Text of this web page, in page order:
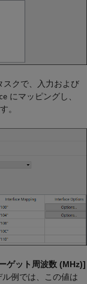
スクで、入力および
にマッピングし、
。
ゲット周波数 (MHz)]
例では、この値は